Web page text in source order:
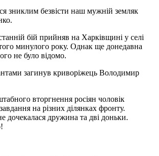
зниклим безвісти наш мужній земляк
бій прийняв на Харківщині у селі
минулого року. Однак ще донедавна
не було відомо.
вторгнення росіян чоловік
на різних ділянках фронту.
дочекалася дружина та дві доньки.